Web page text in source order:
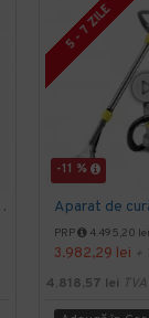
10/1, Kärcher
-11 %
5 - 7 ZILE
PRP 4.495,20 lei
3.982,29 lei +
4.818,57 lei